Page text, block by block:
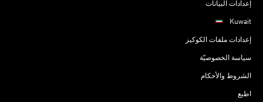
إعدادات البيانات
Kuwait
إعدادات ملفات الكوكيز
سياسة الخصوصيّة
الشروط والأحكام
اطبع